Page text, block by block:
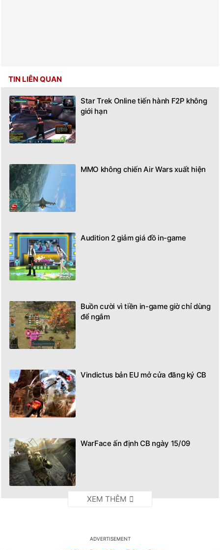
TIN LIÊN QUAN
Star Trek Online tiến hành F2P không
giới hạn
MMO không chiến Air Wars xuất hiện
Audition 2 giảm giá đồ in-game
Buồn cười vì tiền in-game giờ chỉ dùng
để ngắm
Vindictus bản EU mở cửa đăng ký CB
WarFace ấn định CB ngày 15/09